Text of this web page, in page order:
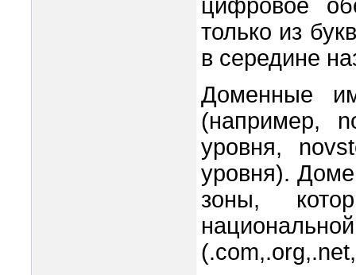
цифровое
только из
в середине
Доменные
(например,
уровня,
уровня).
зоны,